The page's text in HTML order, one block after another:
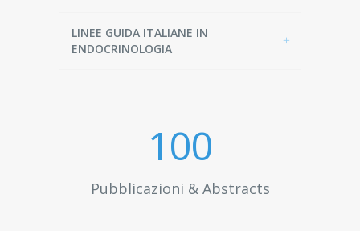
LINEE GUIDA ITALIANE IN
ENDOCRINOLOGIA
100
Pubblicazioni & Abstracts